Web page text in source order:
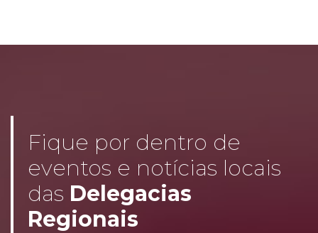
Fique por dentro de
eventos e notícias locais
das Delegacias
Regionais